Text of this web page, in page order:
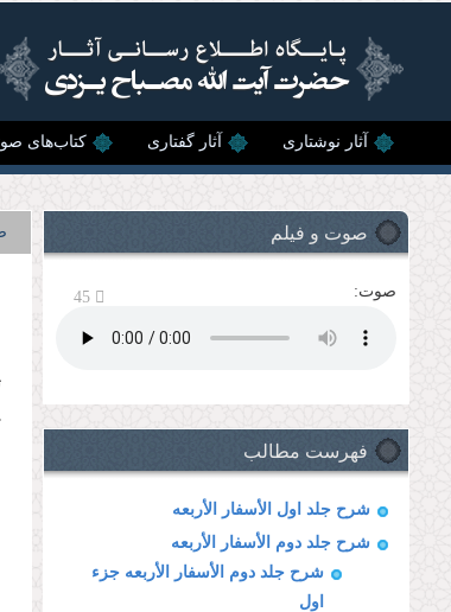
آثار نوشتاری آثار گفتاری کتاب‌های
صوت و فیلم
صوت: 45
فهرست مطالب
شرح جلد اول الأسفار الأربعه
شرح جلد دوم الأسفار الأربعه
شرح جلد دوم الأسفار الأربعه جزء
اول